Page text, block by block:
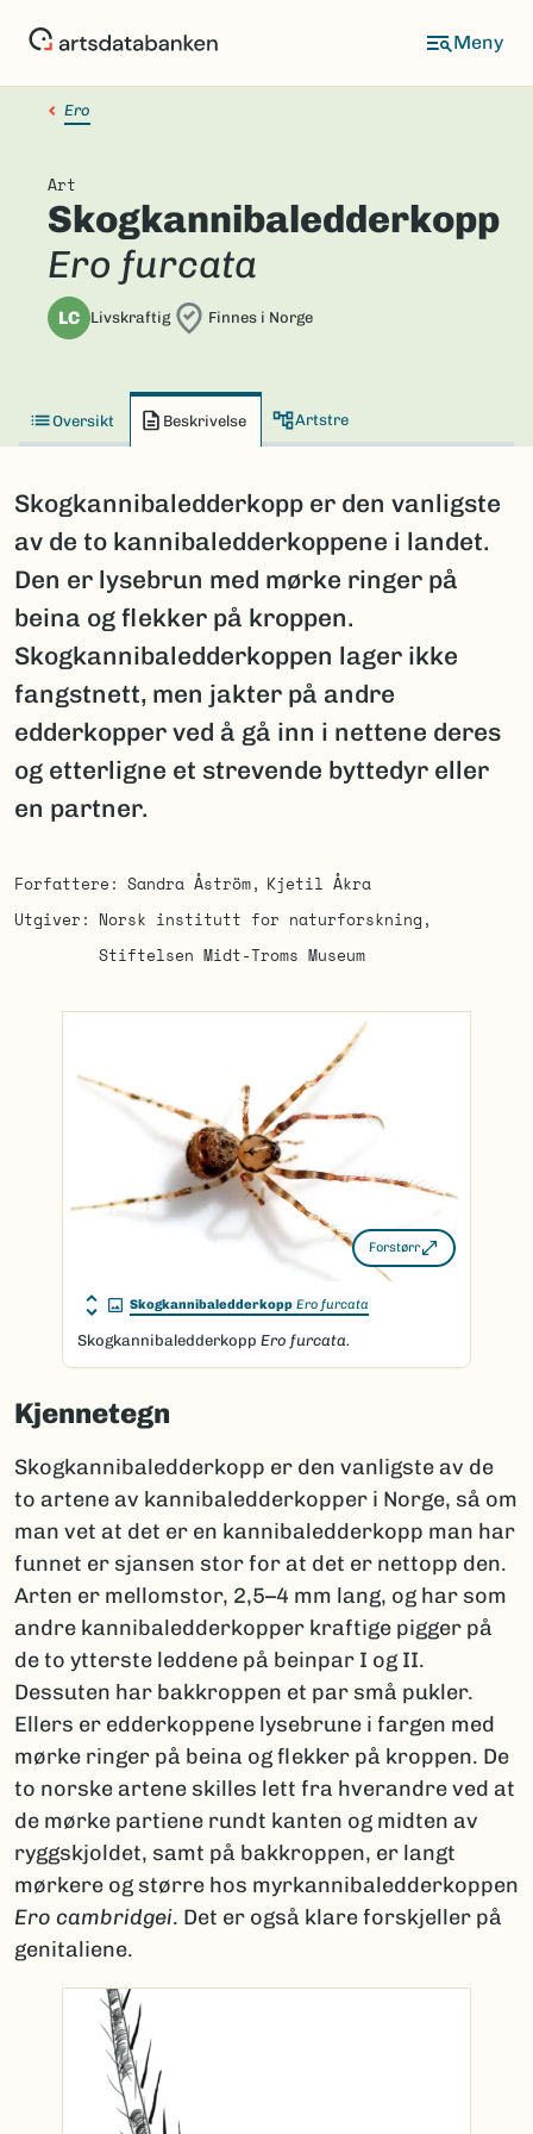
Ero
Art
Skogkannibaledderkopp
Ero furcata
LC Livskraftig Finnes i Norge
Oversikt Beskrivelse Artstre
Skogkannibaledderkopp er den vanligste
av de to kannibaledderkoppene i landet.
Den er lysebrun med mørke ringer på
beina og flekker på kroppen.
Skogkannibaledderkoppen lager ikke
fangstnett, men jakter på andre
edderkopper ved å gå inn i nettene deres
og etterligne et strevende byttedyr eller
en partner.
Forfattere Sandra Åström
Kjetil Åkra
Utgiver
Norsk institutt for naturforskning
Stiftelsen Midt-Troms Museum
Forstørr
Skogkannibaledderkopp Ero furcata
Skogkannibaledderkopp Ero furcata.
Kjennetegn
Skogkannibaledderkopp er den vanligste av de
to artene av kannibaledderkopper i Norge, så om
man vet at det er en kannibaledderkopp man har
funnet er sjansen stor for at det er nettopp den.
Arten er mellomstor, 2,5–4 mm lang, og har som
andre kannibaledderkopper kraftige pigger på
de to ytterste leddene på beinpar I og II.
Dessuten har bakkroppen et par små pukler.
Ellers er edderkoppene lysebrune i fargen med
mørke ringer på beina og flekker på kroppen. De
to norske artene skilles lett fra hverandre ved at
de mørke partiene rundt kanten og midten av
ryggskjoldet, samt på bakkroppen, er langt
mørkere og større hos myrkannibaledderkoppen
Ero cambridgei. Det er også klare forskjeller på
genitaliene.